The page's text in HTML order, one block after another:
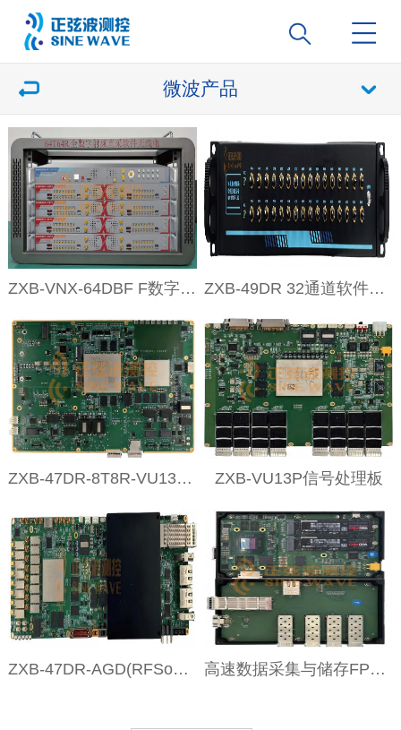
微波产品
ZXB-VNX-64DBF F数字阵系统 ZXB-49DR 32通道软件无线电
ZXB-47DR-8T8R-VU13P （AGX Orin GPU）板卡 ZXB-VU13P信号处理板
ZXB-47DR-AGD(RFSoc+GPU结构) 高速数据采集与储存FPGA直写NVMe SSD